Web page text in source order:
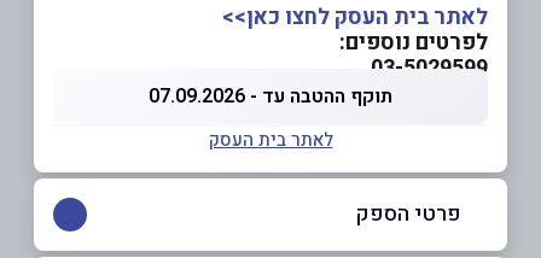
לאתר בית העסק לחצו כאן>>
לפרטים נוספים:
03-5029599
תוקף ההטבה עד - 07.09.2026
לאתר בית העסק
פרטי הספק